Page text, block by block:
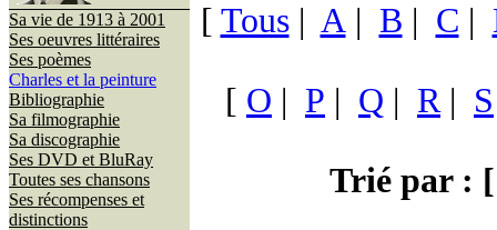
Sa vie de 1913 à 2001
Ses oeuvres littéraires
Ses poèmes
Charles et la peinture
Bibliographie
Sa filmographie
Sa discographie
Ses DVD et BluRay
Toutes ses chansons
Ses récompenses et
distinctions
[ Tous| A| B | C |
[ O | P | Q | R| S
Trié par : [